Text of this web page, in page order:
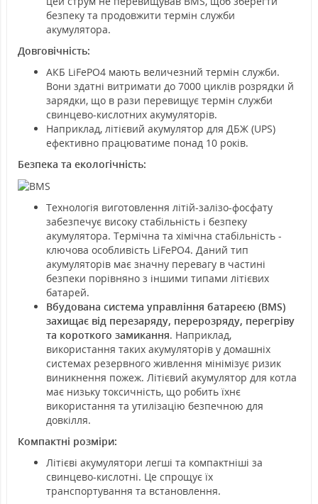
безпеку та продовжити термін служби
акумулятора.
Довговічність:
АКБ LiFePO4 мають величезний термін служби.
Вони здатні витримати до 7000 циклів розрядки й
зарядки, що в рази перевищує термін служби
свинцево-кислотних акумуляторів.
Наприклад, літієвий акумулятор для ДБЖ (UPS)
ефективно працюватиме понад 10 років.
Безпека та екологічність:
Технологія виготовлення літій-залізо-фосфату
забезпечує високу стабільність і безпеку
акумулятора. Термічна та хімічна стабільність -
ключова особливість LiFePO4. Даний тип
акумуляторів має значну перевагу в частині
безпеки порівняно з іншими типами літієвих
батарей.
Вбудована система управління батареєю (BMS)
захищає від перезаряду, перерозряду, перегріву
та короткого замикання. Наприклад,
використання таких акумуляторів у домашніх
системах резервного живлення мінімізує ризик
виникнення пожеж. Літієвий акумулятор для котла
має низьку токсичність, що робить їхнє
використання та утилізацію безпечною для
довкілля.
Компактні розміри:
Літієві акумулятори легші та компактніші за
свинцево-кислотні. Це спрощує їх
транспортування та встановлення.